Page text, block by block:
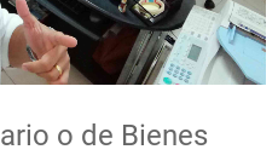
o de Bienes